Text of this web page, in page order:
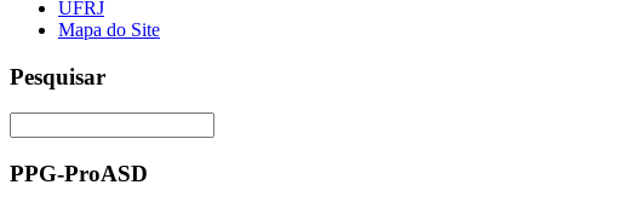
UFRJ
Mapa do Site
Pesquisar
PPG-ProASD